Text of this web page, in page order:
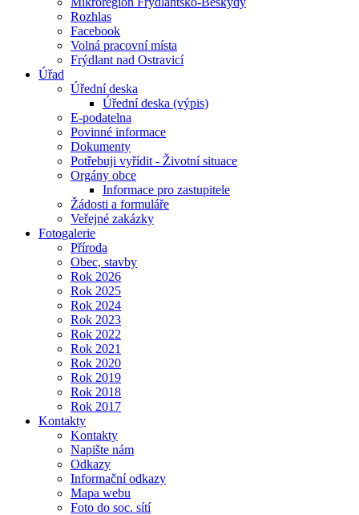
Rozhlas
Facebook
Volná pracovní místa
Frýdlant nad Ostravicí
Úřad
Úřední deska
Úřední deska (výpis)
E-podatelna
Povinné informace
Dokumenty
Potřebuji vyřídit - Životní situace
Orgány obce
Informace pro zastupitele
Žádosti a formuláře
Veřejné zakázky
Fotogalerie
Příroda
Obec, stavby
Rok 2026
Rok 2025
Rok 2024
Rok 2023
Rok 2022
Rok 2021
Rok 2020
Rok 2019
Rok 2018
Rok 2017
Kontakty
Kontakty
Napište nám
Odkazy
Informační odkazy
Mapa webu
Foto do soc. sítí